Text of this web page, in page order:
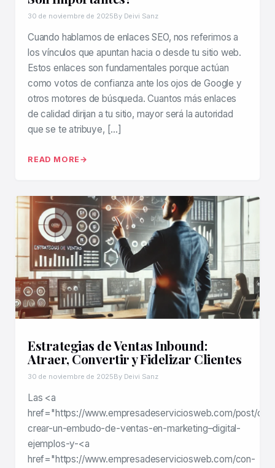
30 de noviembre de 2025By Deivi Sanz
Cuando hablamos de enlaces SEO, nos referimos a
los vínculos que apuntan hacia o desde tu sitio web.
Estos enlaces son fundamentales porque actúan
como votos de confianza ante los ojos de Google y
otros motores de búsqueda. Cuantos más enlaces
de calidad dirijan a tu sitio, mayor será la autoridad
que se te atribuye, […]
READ MORE
Estrategias de Ventas Inbound:
Atraer, Convertir y Fidelizar Clientes
30 de noviembre de 2025By Deivi Sanz
Las <a
href="https://www.empresadeserviciosweb.com/post/
crear-un-embudo-de-ventas-en-marketing–digital-
ejemplos-y-<a
href="https://www.empresadeserviciosweb.com/con-